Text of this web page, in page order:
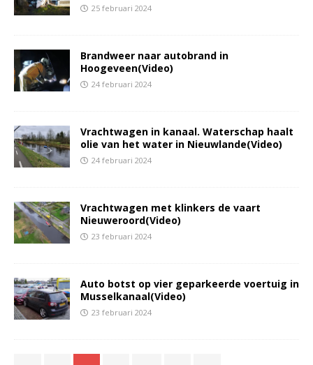
25 februari 2024
Brandweer naar autobrand in
Hoogeveen(Video)
24 februari 2024
Vrachtwagen in kanaal. Waterschap haalt
olie van het water in Nieuwlande(Video)
24 februari 2024
Vrachtwagen met klinkers de vaart
Nieuweroord(Video)
23 februari 2024
Auto botst op vier geparkeerde voertuig in
Musselkanaal(Video)
23 februari 2024